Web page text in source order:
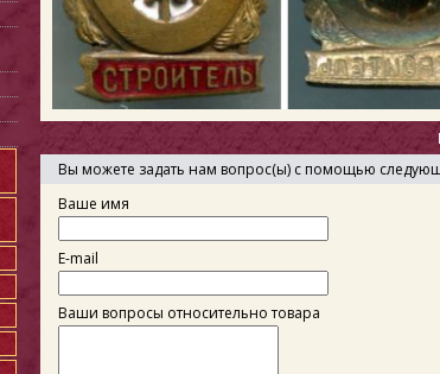
Вы можете задать нам вопрос(ы) с помощью
Ваше имя
E-mail
Ваши вопросы относительно товара